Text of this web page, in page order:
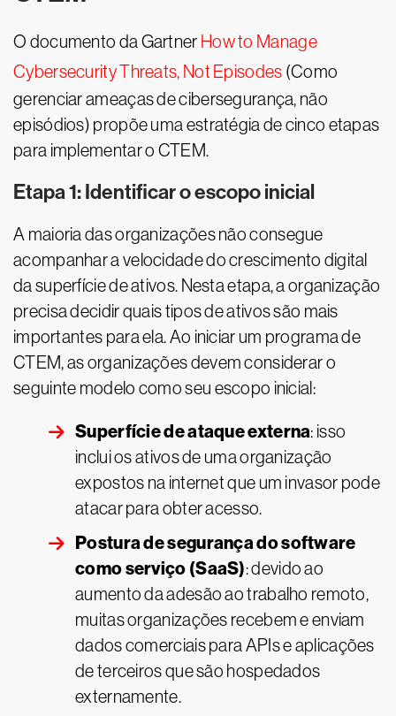
O documento da Gartner How to Manage
Cybersecurity Threats, Not Episodes (Como
gerenciar ameaças de cibersegurança, não
episódios) propõe uma estratégia de cinco etapas
para implementar o CTEM.
Etapa 1: Identificar o escopo inicial
A maioria das organizações não consegue
acompanhar a velocidade do crescimento digital
da superfície de ativos. Nesta etapa, a organização
precisa decidir quais tipos de ativos são mais
importantes para ela. Ao iniciar um programa de
CTEM, as organizações devem considerar o
seguinte modelo como seu escopo inicial:
Superfície de ataque externa: isso
inclui os ativos de uma organização
expostos na internet que um invasor pode
atacar para obter acesso.
Postura de segurança do software
como serviço (SaaS): devido ao
aumento da adesão ao trabalho remoto,
muitas organizações recebem e enviam
dados comerciais para APIs e aplicações
de terceiros que são hospedados
externamente.